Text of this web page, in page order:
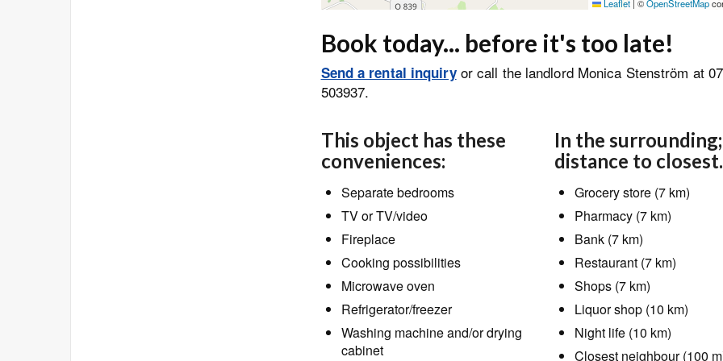
Leaflet | ©OpenStreetMap
Book today... before it's too late!
Send a rental inquiryor call the landlord Monica Stenström at
503937.
This object has these
conveniences:
Separate bedrooms
TV or TV/video
Fireplace
Cooking possibilities
Microwave oven
Refrigerator/freezer
Washing machine and/or drying
cabinet
In the surrounding;
distance to
Grocery store (7 km)
Pharmacy (7 km)
Bank (7 km)
Restaurant (7 km)
Shops (7 km)
Liquor shop (10 km)
Night life (10 km)
Closest neighbour (100